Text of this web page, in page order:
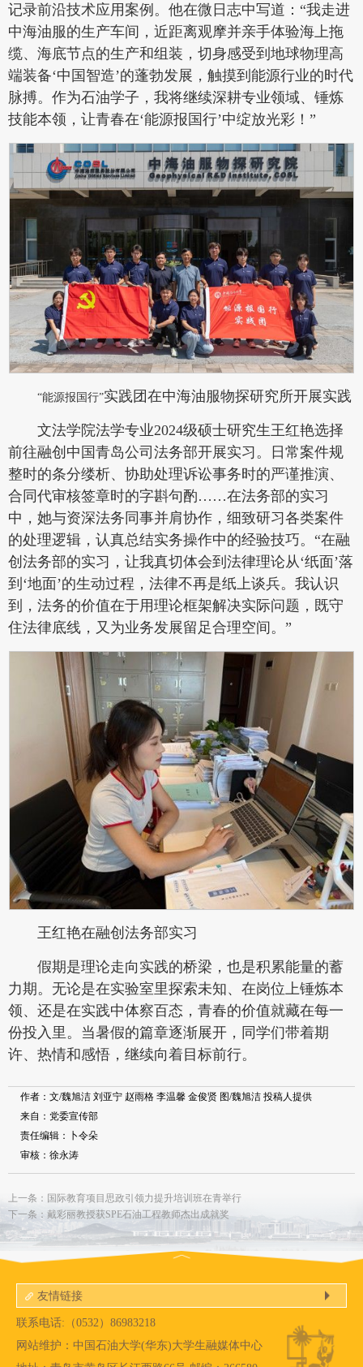
记录前沿技术应用案例。他在微日志中写道：“我走进
中海油服的生产车间，近距离观摩并亲手体验海上拖
缆、海底节点的生产和组装，切身感受到地球物理高
端装备‘中国智造’的蓬勃发展，触摸到能源行业的时代
脉搏。作为石油学子，我将继续深耕专业领域、锤炼
技能本领，让青春在‘能源报国行’中绽放光彩！”
“能源报国行”实践团在中海油服物探研究所开展实践
文法学院法学专业2024级硕士研究生王红艳选择
前往融创中国青岛公司法务部开展实习。日常案件规
整时的条分缕析、协助处理诉讼事务时的严谨推演、
合同代审核签章时的字斟句酌……在法务部的实习
中，她与资深法务同事并肩协作，细致研习各类案件
的处理逻辑，认真总结实务操作中的经验技巧。“在融
创法务部的实习，让我真切体会到法律理论从‘纸面’落
到‘地面’的生动过程，法律不再是纸上谈兵。我认识
到，法务的价值在于用理论框架解决实际问题，既守
住法律底线，又为业务发展留足合理空间。”
王红艳在融创法务部实习
假期是理论走向实践的桥梁，也是积累能量的蓄
力期。无论是在实验室里探索未知、在岗位上锤炼本
领、还是在实践中体察百态，青春的价值就藏在每一
份投入里。当暑假的篇章逐渐展开，同学们带着期
许、热情和感悟，继续向着目标前行。
作者：文/魏旭洁 刘亚宁 赵雨格 李温馨 金俊贤 图/魏旭洁 投稿人提供
来自：党委宣传部
责任编辑：卜令朵
审核：徐永涛
上一条：国际教育项目思政引领力提升培训班在青举行
下一条：戴彩丽教授获SPE石油工程教师杰出成就奖
友情链接
联系电话:（0532）86983218
网站维护：中国石油大学(华东)大学生融媒体中心